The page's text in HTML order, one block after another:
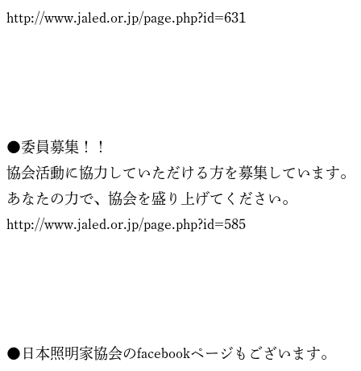
http://www.jaled.or.jp/page.php?id=631
●委員募集！！
協会活動に協力していただける方を募集しています。
あなたの力で、協会を盛り上げてください。
http://www.jaled.or.jp/page.php?id=585
●日本照明家協会のfacebookページもございます。